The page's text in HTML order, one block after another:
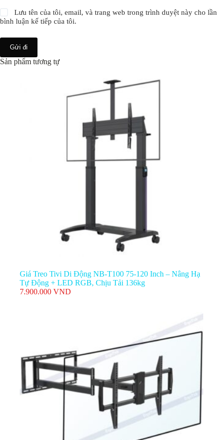
Giá Treo Tivi Di Động NB-T100 75-120 Inch – Nâng Hạ
Tự Động + LED RGB, Chịu Tải 136kg
7.900.000
47-90inch
1.350.000VND